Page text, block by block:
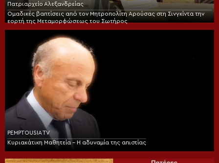
Πατριαρχείο Αλεξανδρείας
Ομαδικές βαπτίσεις από τον Μητροπολίτη Αρούσας στη Σινγκίντα την
εορτή της Μεταμορφώσεως του Σωτήρος
PEMPTOUSIA TV
Κυριακάτικη Μαθητεία – Η αδυναμία της απιστίας